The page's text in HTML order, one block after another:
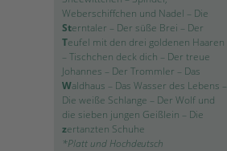
Weberschiffchen und Nadel – Die
Sterntaler – Der süße Brei – Der
Teufel mit den drei goldenen Haaren
– Tischchen deck dich – Der treue
Johannes – Der Trommler – Das
Waldhaus – Das Wasser des Lebens –
Die weiße Schlange – Der Wolf und
die sieben jungen Geißlein – Die
zertanzten Schuhe
*Platt und Hochdeutsch